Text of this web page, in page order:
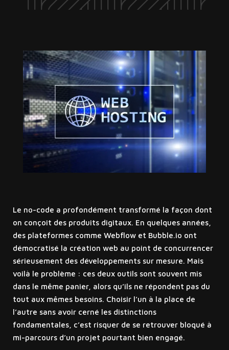
Le no-code a profondément transformé la façon dont
on conçoit des produits digitaux. En quelques années,
des plateformes comme Webflow et Bubble.io ont
démocratisé la création web au point de concurrencer
sérieusement des développements sur mesure. Mais
voilà le problème : ces deux outils sont souvent mis
dans le même panier, alors qu’ils ne répondent pas du
tout aux mêmes besoins. Choisir l’un à la place de
l’autre sans avoir cerné les distinctions
fondamentales, c’est risquer de se retrouver bloqué à
mi-parcours d’un projet pourtant bien engagé.